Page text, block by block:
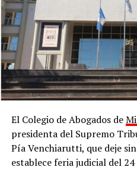
El Colegio de Abogados de
presidenta del Supremo
Pía Venchiarutti, que deje
establece feria judicial del